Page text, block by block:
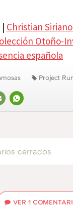
Christian
Otoño-
española
WHATSAPP
Project
cerrados
VER1